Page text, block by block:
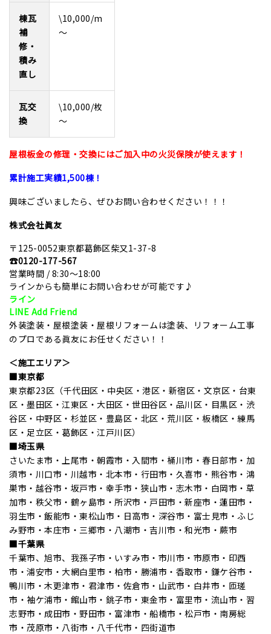
棟瓦
補
修・
積み
直し
\10,000/m
～
瓦交
換
\10,000/枚
～
屋根板金の修理・交換にはご加入中の火災保険が使えます！
累計施工実績1,500棟！
興味ございましたら、ぜひお問い合わせください！！！
株式会社眞友
〒125-0052東京都葛飾区柴又1-37-8
☎0120-177-567
営業時間 / 8:30〜18:00
ラインからも簡単にお問い合わせが可能です♪
ライン
LINE Add Friend
外装塗装・屋根塗装・屋根リフォームは塗装、リフォーム工事
のプロである眞友にお任せください！！
＜施工エリア＞
■東京都
東京都23区（千代田区・中央区・港区・新宿区・文京区・台東
区・墨田区・江東区・大田区・世田谷区・品川区・目黒区・渋
谷区・中野区・杉並区・豊島区・北区・荒川区・板橋区・練馬
区・足立区・葛飾区・江戸川区）
■埼玉県
さいたま市・上尾市・朝霞市・入間市・桶川市・春日部市・加
須市・川口市・川越市・北本市・行田市・久喜市・熊谷市・鴻
巣市・越谷市・坂戸市・幸手市・狭山市・志木市・白岡市・草
加市・秩父市・鶴ヶ島市・所沢市・戸田市・新座市・蓮田市・
羽生市・飯能市・東松山市・日高市・深谷市・富士見市・ふじ
み野市・本庄市・三郷市・八潮市・吉川市・和光市・蕨市
■千葉県
千葉市、旭市、我孫子市・いすみ市・市川市・市原市・印西
市・浦安市・大網白里市・柏市・勝浦市・香取市・鎌ケ谷市・
鴨川市・木更津市・君津市・佐倉市・山武市・白井市・匝瑳
市・袖ケ浦市・館山市・銚子市・東金市・富里市・流山市・習
志野市・成田市・野田市・富津市・船橋市・松戸市・南房総
市・茂原市・八街市・八千代市・四街道市